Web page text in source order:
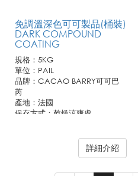
免調溫深色可可製品(桶裝)
DARK COMPOUND
COATING
規格：5KG
單位：PAIL
品牌：CACAO BARRY可可巴
芮
產地：法國
保存方式：乾燥涼爽處
詳細介紹